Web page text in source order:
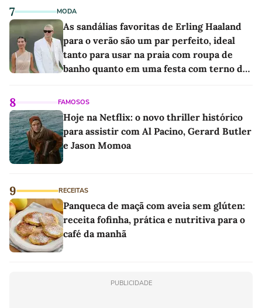
7 MODA
As sandálias favoritas de Erling Haaland
para o verão são um par perfeito, ideal
tanto para usar na praia com roupa de
banho quanto em uma festa com terno de
8 FAMOSOS
Hoje na Netflix: o novo thriller histórico
para assistir com Al Pacino, Gerard Butler
e Jason Momoa
9 RECEITAS
Panqueca de maçã com aveia sem glúten:
receita fofinha, prática e nutritiva para o
café da manhã
PUBLICIDADE